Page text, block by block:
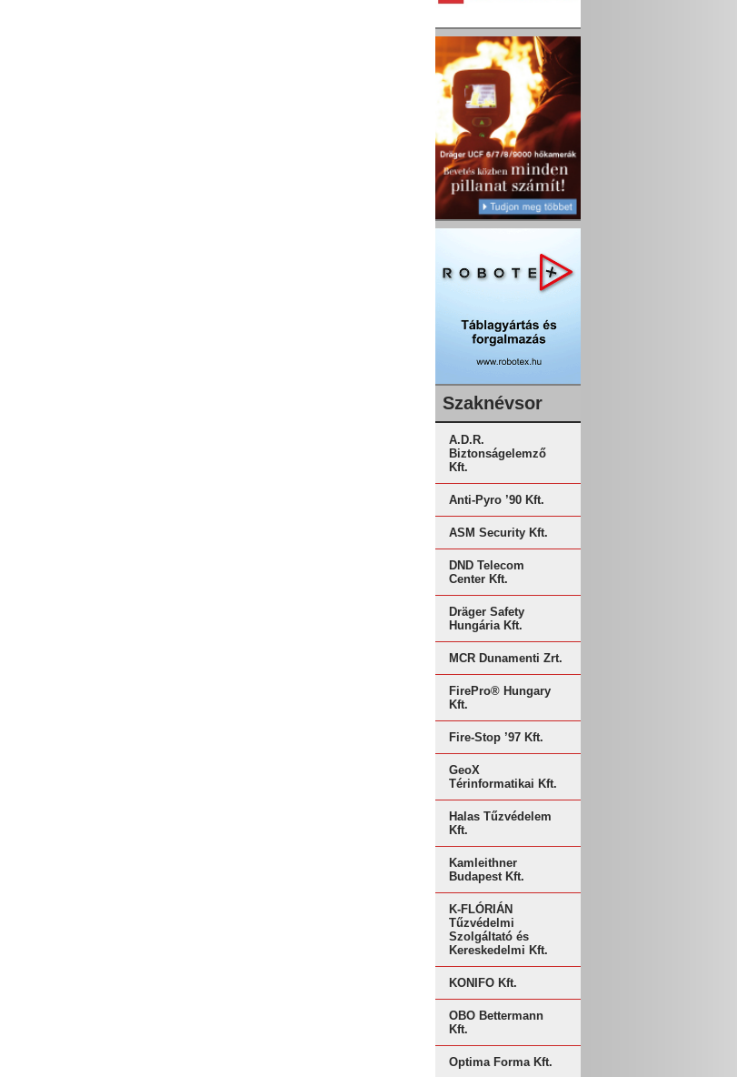
Szaknévsor
A.D.R.
Biztonságelemző
Kft.
Anti-Pyro ’90 Kft.
ASM Security Kft.
DND Telecom
Center Kft.
Dräger Safety
Hungária Kft.
MCR Dunamenti Zrt.
FirePro® Hungary
Kft.
Fire-Stop ’97 Kft.
GeoX
Térinformatikai Kft.
Halas Tűzvédelem
Kft.
Kamleithner
Budapest Kft.
K-FLÓRIÁN
Tűzvédelmi
Szolgáltató és
Kereskedelmi Kft.
KONIFO Kft.
OBO Bettermann
Kft.
Optima Forma Kft.